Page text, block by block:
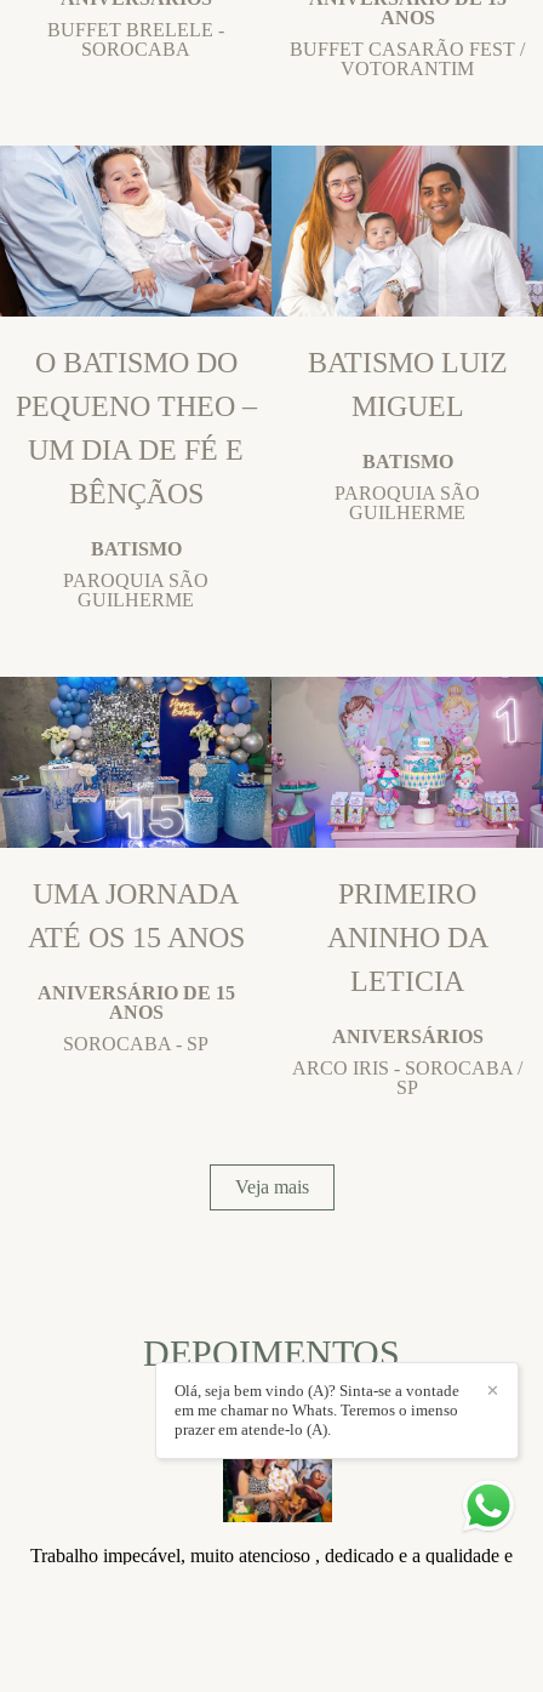
BUFFET BRELELE -
SOROCABA
ANOS
BUFFET CASARÃO FEST /
VOTORANTIM
O BATISMO DO
PEQUENO THEO –
UM DIA DE FÉ E
BÊNÇÃOS
BATISMO
PAROQUIA SÃO
GUILHERME
BATISMO LUIZ
MIGUEL
BATISMO
PAROQUIA SÃO
GUILHERME
UMA JORNADA
ATÉ OS 15 ANOS
ANIVERSÁRIO DE 15
ANOS
SOROCABA - SP
PRIMEIRO
ANINHO DA
LETICIA
ANIVERSÁRIOS
ARCO IRIS - SOROCABA /
SP
Veja mais
DEPOIMENTOS
Trabalho impecável, muito atencioso , dedicado e a qualidade e
✕
Olá, seja bem vindo (A)? Sinta-se a vontade
em me chamar no Whats. Teremos o imenso
prazer em atende-lo (A).